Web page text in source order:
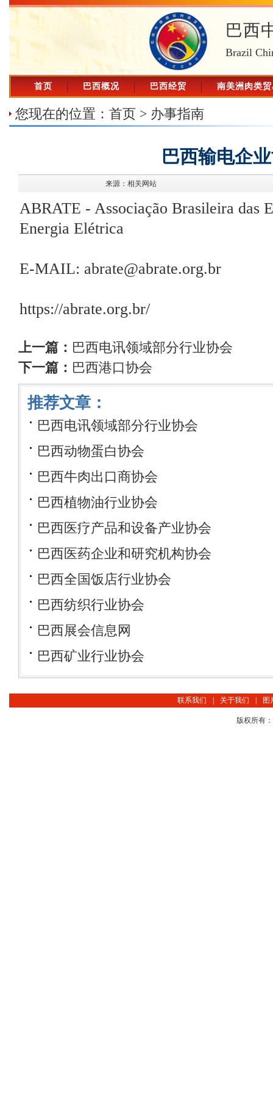
巴西
Brazil
首页 巴西概况 巴西经贸 南美洲肉类
您现在的位置： 首页 > 办事指南
巴西输电企
来源：相关网站
ABRATE - Associação Brasileira das
Energia Elétrica
E-MAIL: abrate@abrate.org.br
https://abrate.org.br/
上一篇： 巴西电讯领域部分行业协会
下一篇： 巴西港口协会
推荐文章：
巴西电讯领域部分行业协会
巴西动物蛋白协会
巴西牛肉出口商协会
巴西植物油行业协会
巴西医疗产品和设备产业协会
巴西医药企业和研究机构协会
巴西全国饭店行业协会
巴西纺织行业协会
巴西展会信息网
巴西矿业行业协会
联系我们 关于我们 图
版权所有